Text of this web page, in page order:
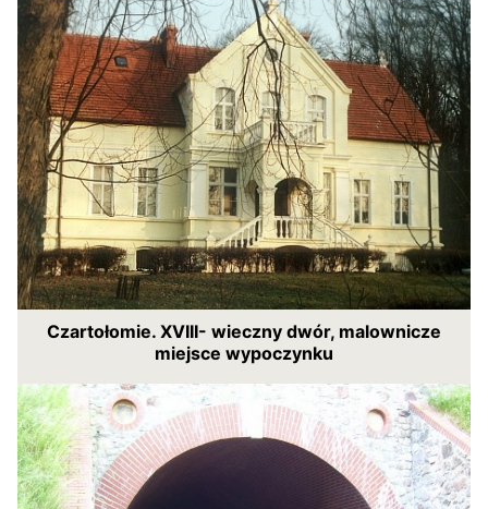
Czartołomie. XVIII- wieczny dwór, malownicze
miejsce wypoczynku